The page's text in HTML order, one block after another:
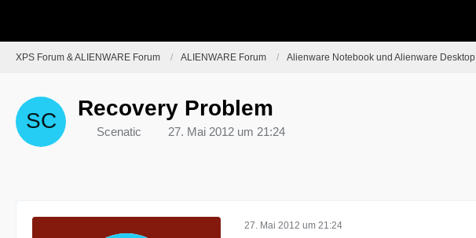
XPS Forum & ALIENWARE Forum ALIENWARE Forum Alienware Notebook und Alienware Desktop
Recovery Problem
Scenatic 27. Mai 2012 um 21:24
27. Mai 2012 um 21:24